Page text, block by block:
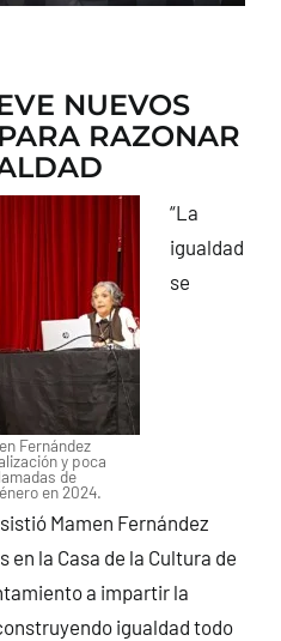
NUEVOS
RAZONAR
Fernández
y poca
de
en 2024.
“La
igualdad
se
Mamen Fernández
en la Casa de la Cultura de
a impartir la
igualdad todo